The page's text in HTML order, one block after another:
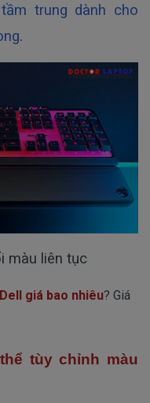
trung dành cho
.
màu liên tục
giá bao nhiêu? Giá
tùy chỉnh màu